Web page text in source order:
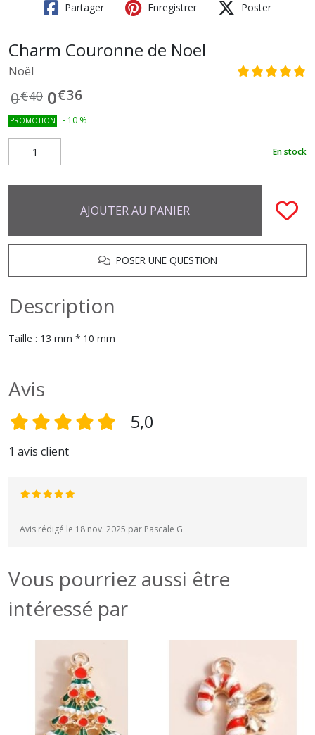
Partager Enregistrer Poster
Charm Couronne de Noel
Noël
0€40 0€36
PROMOTION - 10 %
En stock
AJOUTER AU PANIER
POSER UNE QUESTION
Description
Taille : 13 mm * 10 mm
Avis
5,0
1 avis client
Avis rédigé le 18 nov. 2025 par Pascale G
Vous pourriez aussi être
intéressé par